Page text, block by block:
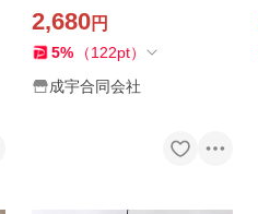
ワンピース 子供服 卒園式 成
人式 卒業式
2,680円
5% （122pt）
成宇合同会社